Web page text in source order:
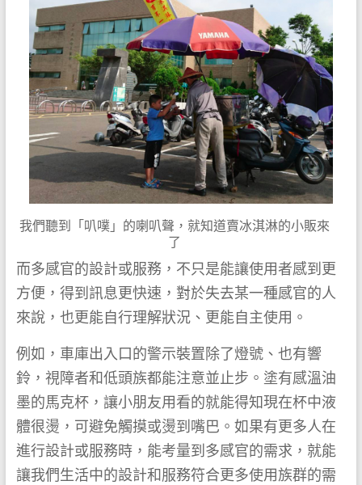
我們聽到「叭噗」的喇叭聲，就知道賣冰淇淋的小販來
了
而多感官的設計或服務，不只是能讓使用者感到更
方便，得到訊息更快速，對於失去某一種感官的人
來說，也更能自行理解狀況、更能自主使用。
例如，車庫出入口的警示裝置除了燈號、也有響
鈴，視障者和低頭族都能注意並止步。塗有感溫油
墨的馬克杯，讓小朋友用看的就能得知現在杯中液
體很燙，可避免觸摸或燙到嘴巴。如果有更多人在
進行設計或服務時，能考量到多感官的需求，就能
讓我們生活中的設計和服務符合更多使用族群的需